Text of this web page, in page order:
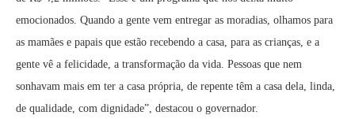
emocionados. Quando a gente vem entregar as moradias, olhamos para
as mamães e papais que estão recebendo a casa, para as crianças, e a
gente vê a felicidade, a transformação da vida. Pessoas que nem
sonhavam mais em ter a casa própria, de repente têm a casa dela, linda,
de qualidade, com dignidade”, destacou o governador.